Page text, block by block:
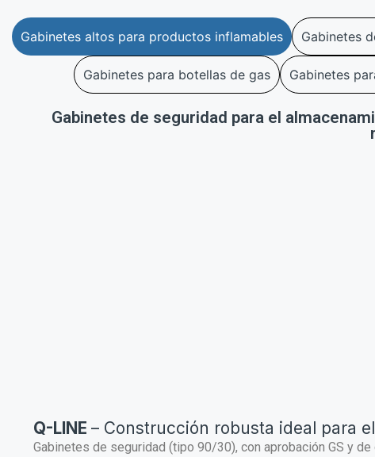
Gabinetes altos para productos inflamables Gabinetes
Gabinetes para botellas de gas Gabinetes
Gabinetes de seguridad para el
Q-LINE – Construcción robusta ideal para
Gabinetes de seguridad (tipo 90/30), con aprobación GS y